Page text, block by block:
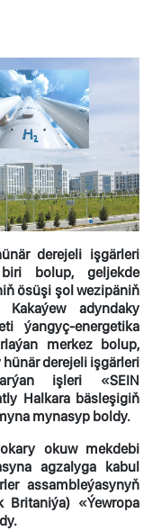
derejeli işgärleri
bolup, geljekde
ösüşi şol wezipäniň
adyndaky
ýangyç-energetika
merkez bolup,
derejeli işgärleri
işleri «SEIN
Halkara bäsleşigiň
mynasyp boldy.
okuw mekdebi
agzalyga kabul
assambleýasynyň
Britaniýa) «Ýewropa